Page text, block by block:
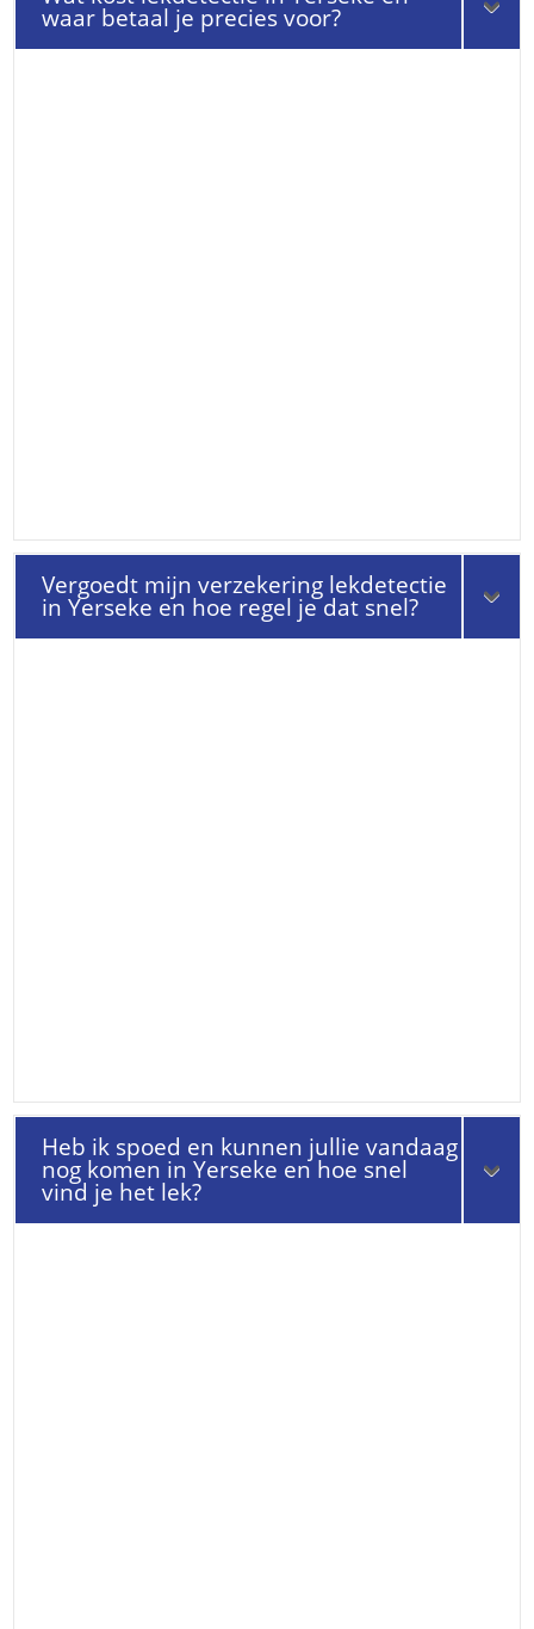
waar betaal je precies voor?
Vergoedt mijn verzekering lekdetectie
in Yerseke en hoe regel je dat snel?
Heb ik spoed en kunnen jullie vandaag
nog komen in Yerseke en hoe snel
vind je het lek?